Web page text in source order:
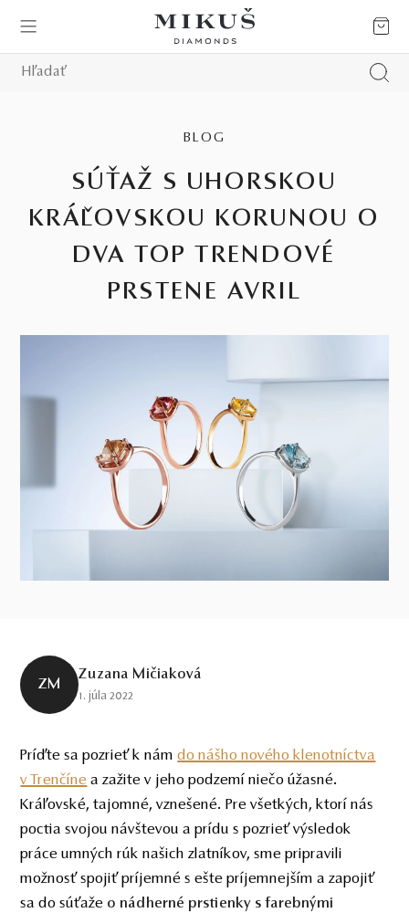
BLOG
SÚŤAŽ S UHORSKOU
KRÁĽOVSKOU KORUNOU O
DVA TOP TRENDOVÉ
PRSTENE AVRIL
ZM
Zuzana Mičiaková
1. júla 2022
Príďte sa pozrieť k námdo nášho nového klenotníctva
v Trenčíne a zažite v jeho podzemí niečo úžasné.
Kráľovské, tajomné, vznešené. Pre všetkých, ktorí nás
poctia svojou návštevou a prídu s pozrieť výsledok
práce umných rúk našich zlatníkov, sme pripravili
možnosť spojiť príjemné s ešte príjemnejším a zapojiť
sa do súťaže o nádherné prstienky s farebnými